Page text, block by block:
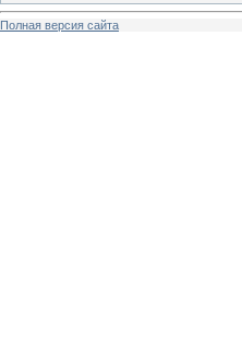
Полная версия сайта